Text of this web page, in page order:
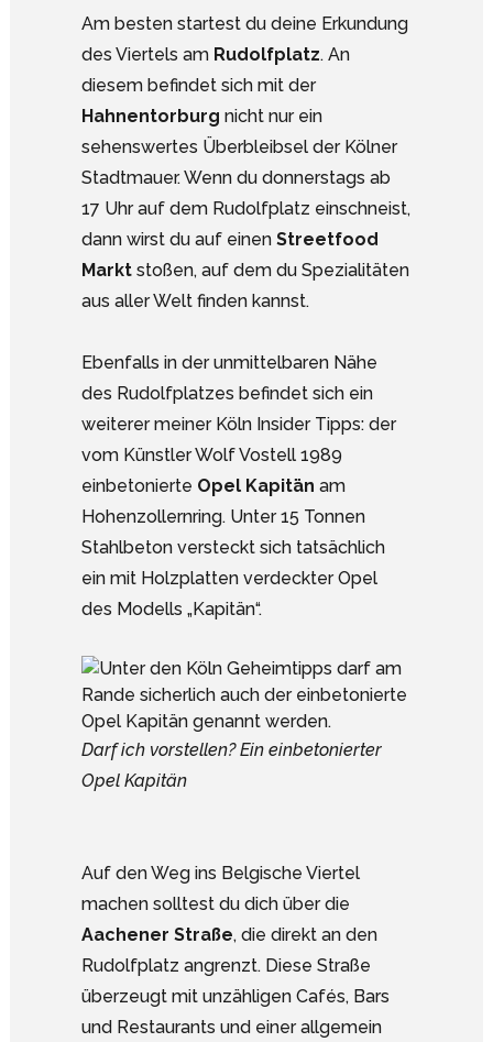
Am besten startest du deine Erkundung
des Viertels am Rudolfplatz. An
diesem befindet sich mit der
Hahnentorburg nicht nur ein
sehenswertes Überbleibsel der Kölner
Stadtmauer. Wenn du donnerstags ab
17 Uhr auf dem Rudolfplatz einschneist,
dann wirst du auf einen Streetfood
Markt stoßen, auf dem du Spezialitäten
aus aller Welt finden kannst.
Ebenfalls in der unmittelbaren Nähe
des Rudolfplatzes befindet sich ein
weiterer meiner Köln Insider Tipps: der
vom Künstler Wolf Vostell 1989
einbetonierte Opel Kapitän am
Hohenzollernring. Unter 15 Tonnen
Stahlbeton versteckt sich tatsächlich
ein mit Holzplatten verdeckter Opel
des Modells „Kapitän“.
Darf ich vorstellen? Ein einbetonierter
Opel Kapitän
Auf den Weg ins Belgische Viertel
machen solltest du dich über die
Aachener Straße, die direkt an den
Rudolfplatz angrenzt. Diese Straße
überzeugt mit unzähligen Cafés, Bars
und Restaurants und einer allgemein